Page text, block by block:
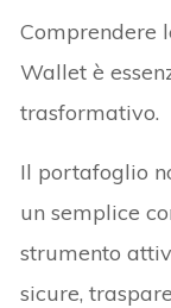
Comprendere
Wallet è
trasformativo.
Il portafoglio
un semplice
strumento
sicure,